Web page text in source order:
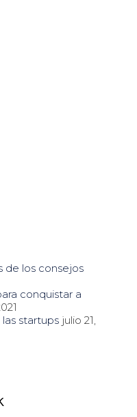
de los consejos
conquistar a
startups julio 21,